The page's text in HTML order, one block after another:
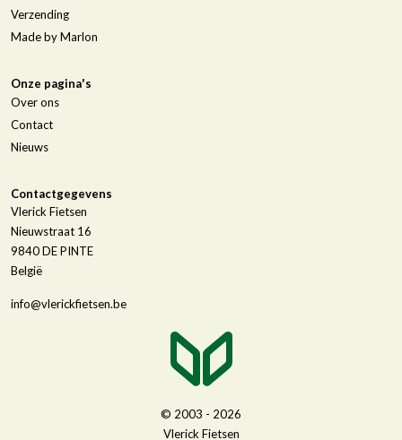
Verzending
Made by Marlon
Onze pagina's
Over ons
Contact
Nieuws
Contactgegevens
Vlerick Fietsen
Nieuwstraat 16
9840DE PINTE
België
info@vlerickfietsen.be
© 2003 - 2026
Vlerick Fietsen